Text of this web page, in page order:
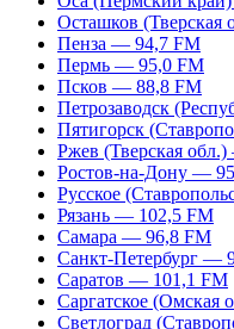
Осташков
Пенза — 94,7 FM
Пермь — 95,0 FM
Псков — 88,8 FM
Петрозаводск
Пятигорск
Ржев (Тверская
Ростов-на-Дону —
Русское
Рязань — 102,5 FM
Самара — 96,8 FM
Санкт-Петербург —
Саратов — 101,1 FM
Саргатское (Омская
Светлоград